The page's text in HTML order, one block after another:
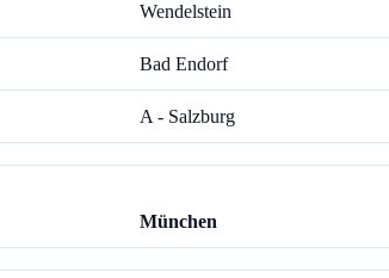
Wendelstein
Bad Endorf
A - Salzburg
München